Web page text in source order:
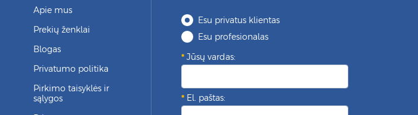
Apie mus
Prekių ženklai
Blogas
Privatumo politika
Pirkimo taisyklės ir
sąlygos
Esu privatus klientas
Esu profesionalas
Jūsų vardas:
El. paštas: